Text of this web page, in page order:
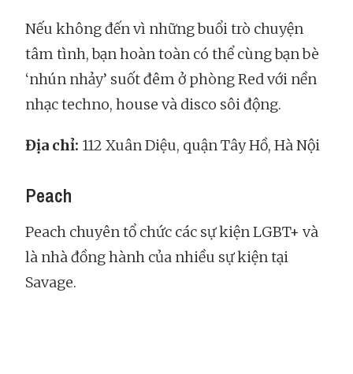
Nếu không đến vì những buổi trò chuyện
tâm tình, bạn hoàn toàn có thể cùng bạn bè
‘nhún nhảy’ suốt đêm ở phòng Red với nền
nhạc techno, house và disco sôi động.
Địa chỉ: 112 Xuân Diệu, quận Tây Hồ, Hà Nội
Peach
Peach chuyên tổ chức các sự kiện LGBT+ và
là nhà đồng hành của nhiều sự kiện tại
Savage.